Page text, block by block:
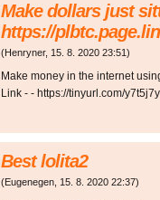
Make dollars just
https://
(Henryner, 15. 8. 2020 23:51 )
Make money in the internet
Link - - https://tinyurl.com/
Best lolita2
(Eugenegen 15. 8. 2020 22:37)